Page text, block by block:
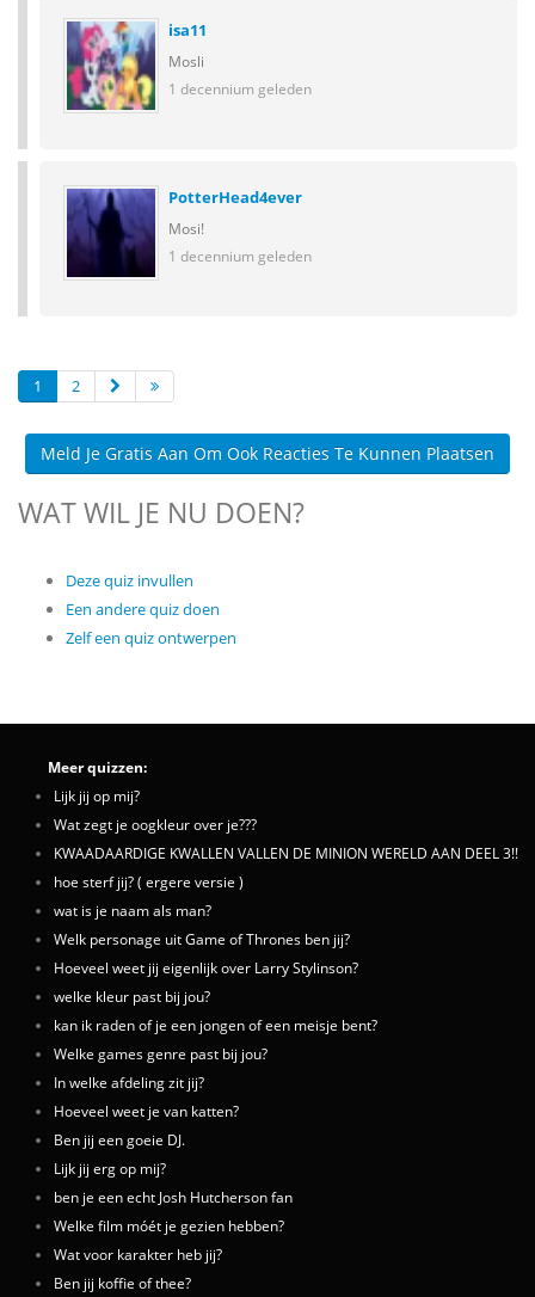
isa11
Mosli
1 decennium geleden
PotterHead4ever
Mosi!
1 decennium geleden
1 2
Meld Je Gratis Aan Om Ook Reacties Te Kunnen Plaatsen
WAT WIL JE NU DOEN?
Deze quiz invullen
Een andere quiz doen
Zelf een quiz ontwerpen
Meer quizzen:
Lijk jij op mij?
Wat zegt je oogkleur over je???
KWAADAARDIGE KWALLEN VALLEN DE MINION WERELD AAN DEEL 3!!
hoe sterf jij? ( ergere versie )
wat is je naam als man?
Welk personage uit Game of Thrones ben jij?
Hoeveel weet jij eigenlijk over Larry Stylinson?
welke kleur past bij jou?
kan ik raden of je een jongen of een meisje bent?
Welke games genre past bij jou?
In welke afdeling zit jij?
Hoeveel weet je van katten?
Ben jij een goeie DJ.
Lijk jij erg op mij?
ben je een echt Josh Hutcherson fan
Welke film móét je gezien hebben?
Wat voor karakter heb jij?
Ben jij koffie of thee?